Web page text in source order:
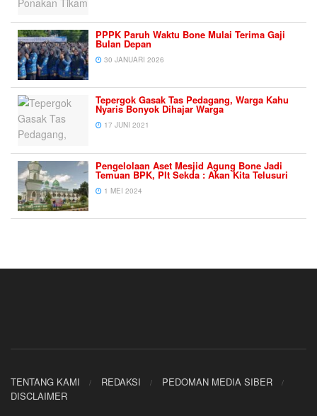
PPPK Paruh Waktu Bone Mulai Terima Gaji
Bulan Depan
30 JANUARI 2026
Tepergok Gasak Tas Pedagang, Warga Kahu
Nyaris Bonyok Dihajar Warga
17 JUNI 2021
Pengelolaan Aset Mesjid Agung Bone Jadi
Temuan BPK, Plt Sekda : Akan Kita Telusuri
1 MEI 2024
TENTANG KAMI REDAKSI
PEDOMAN MEDIA SIBER
DISCLAIMER